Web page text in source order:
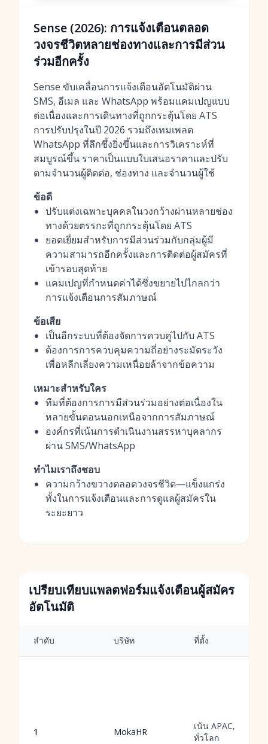
Sense (2026): การแจ้งเตือนตลอด
วงจรชีวิตหลายช่องทางและการมีส่วน
ร่วมอีกครั้ง
Sense ขับเคลื่อนการแจ้งเตือนอัตโนมัติผ่าน
SMS, อีเมล และ WhatsApp พร้อมแคมเปญแบบ
ต่อเนื่องและการเดินทางที่ถูกกระตุ้นโดย ATS
การปรับปรุงในปี 2026 รวมถึงเทมเพลต
WhatsApp ที่ลึกซึ้งยิ่งขึ้นและการวิเคราะห์ที่
สมบูรณ์ขึ้น ราคาเป็นแบบใบเสนอราคาและปรับ
ตามจำนวนผู้ติดต่อ, ช่องทาง และจำนวนผู้ใช้
ข้อดี
ปรับแต่งเฉพาะบุคคลในวงกว้างผ่านหลายช่อง
ทางด้วยตรรกะที่ถูกกระตุ้นโดย ATS
ยอดเยี่ยมสำหรับการมีส่วนร่วมกับกลุ่มผู้มี
ความสามารถอีกครั้งและการติดต่อผู้สมัครที่
เข้ารอบสุดท้าย
แคมเปญที่กำหนดค่าได้ซึ่งขยายไปไกลกว่า
การแจ้งเตือนการสัมภาษณ์
ข้อเสีย
เป็นอีกระบบที่ต้องจัดการควบคู่ไปกับ ATS
ต้องการการควบคุมความถี่อย่างระมัดระวัง
เพื่อหลีกเลี่ยงความเหนื่อยล้าจากข้อความ
เหมาะสำหรับใคร
ทีมที่ต้องการการมีส่วนร่วมอย่างต่อเนื่องใน
หลายขั้นตอนนอกเหนือจากการสัมภาษณ์
องค์กรที่เน้นการดำเนินงานสรรหาบุคลากร
ผ่าน SMS/WhatsApp
ทำไมเราถึงชอบ
ความกว้างขวางตลอดวงจรชีวิต—แข็งแกร่ง
ทั้งในการแจ้งเตือนและการดูแลผู้สมัครใน
ระยะยาว
เปรียบเทียบแพลตฟอร์มแจ้งเตือนผู้สมัคร
อัตโนมัติ
ลำดับ บริษัท ที่ตั้ง
1 MokaHR
เน้น APAC,
ทั่วโลก